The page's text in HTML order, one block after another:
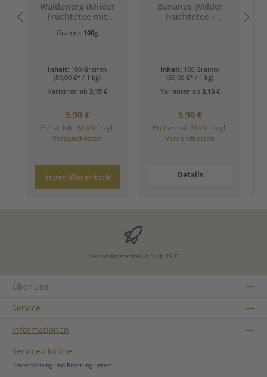
Waldzwerg (Milder
Früchtetee mit
Geschmack)
Gramm: 100g
Inhalt: 100 Gramm
(59,00 €* / 1 kg)
Varianten ab 3,15 €
Regulärer Preis:
5,90 €
Preise inkl. MwSt. zzgl.
Versandkosten
In den Warenkorb
Bananas (Milder
Früchtetee -
Inhalt: 100 Gramm
(59,00 €* / 1 kg)
Varianten ab 3,15 €
Regulärer Preis:
5,90 €
Preise inkl. MwSt. zzgl.
Versandkosten
Details
Versandkostenfrei in D ab 35 €
Über uns
Service
Informationen
Service-Hotline
Unterstützung und Beratung unter: